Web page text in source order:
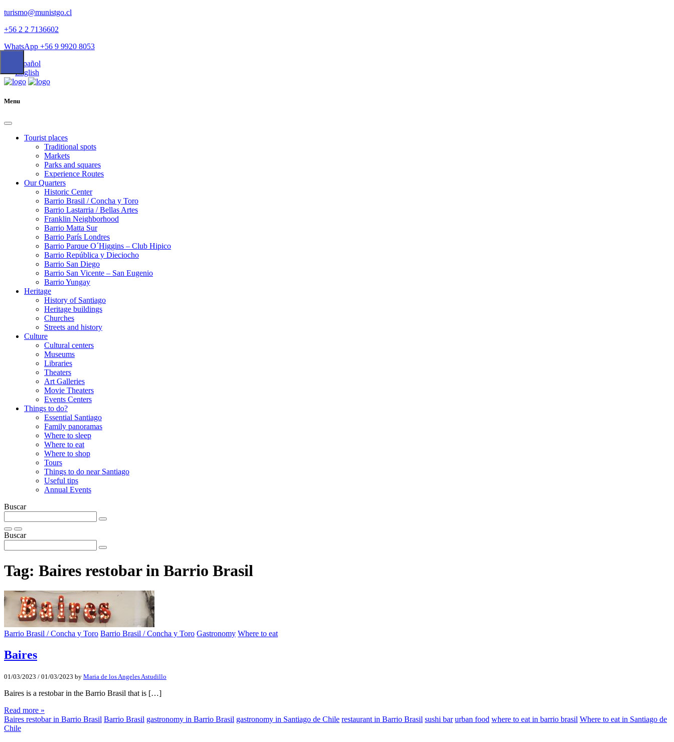
turismo@munistgo.cl
+56 2 2 7136602
WhatsApp +56 9 9920 8053
Español
English
Menu
Tourist places
Traditional spots
Markets
Parks and squares
Experience Routes
Our Quarters
Historic Center
Barrio Brasil / Concha y Toro
Barrio Lastarria / Bellas Artes
Franklin Neighborhood
Barrio Matta Sur
Barrio Parí­s Londres
Barrio Parque O´Higgins – Club Hipico
Barrio República y Dieciocho
Barrio San Diego
Barrio San Vicente – San Eugenio
Barrio Yungay
Heritage
History of Santiago
Heritage buildings
Churches
Streets and history
Culture
Cultural centers
Museums
Libraries
Theaters
Art Galleries
Movie Theaters
Events Centers
Things to do?
Essential Santiago
Family panoramas
Where to sleep
Where to eat
Where to shop
Tours
Things to do near Santiago
Useful tips
Annual Events
Buscar
Buscar
Tag: Baires restobar in Barrio Brasil
Barrio Brasil / Concha y Toro Barrio Brasil / Concha y Toro Gastronomy Where to eat
Baires
01/03/2023 / 01/03/2023 by Maria de los Angeles Astudillo
Baires is a restobar in the Barrio Brasil that is […]
Read more »
Baires restobar in Barrio Brasil Barrio Brasil gastronomy in Barrio Brasil gastronomy in Santiago de Chile restaurant in Barrio Brasil sushi bar urban food where to eat in barrio brasil Where to eat in Santiago de
Chile